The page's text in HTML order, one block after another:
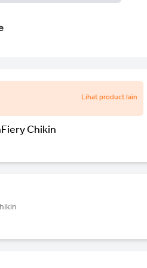
Lihat product lain
Chikin